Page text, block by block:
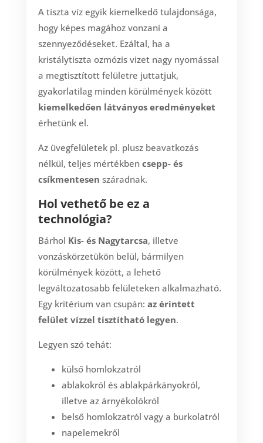
A tiszta víz egyik kiemelkedő tulajdonsága,
hogy képes magához vonzani a
szennyeződéseket. Ezáltal, ha a
kristálytiszta ozmózis vizet nagy nyomással
a megtisztított felületre juttatjuk,
gyakorlatilag minden körülmények között
kiemelkedően látványos eredményeket
érhetünk el.
Az üvegfelületek pl. plusz beavatkozás
nélkül, teljes mértékben csepp- és
csíkmentesen száradnak.
Hol vethető be ez a
technológia?
Bárhol Kis- és Nagytarcsa, illetve
vonzáskörzetükön belül, bármilyen
körülmények között, a lehető
legváltozatosabb felületeken alkalmazható.
Egy kritérium van csupán: az érintett
felület vízzel tisztítható legyen.
Legyen szó tehát:
külső homlokzatról
ablakokról és ablakpárkányokról,
illetve az árnyékolókról
belső homlokzatról vagy a burkolatról
napelemekről